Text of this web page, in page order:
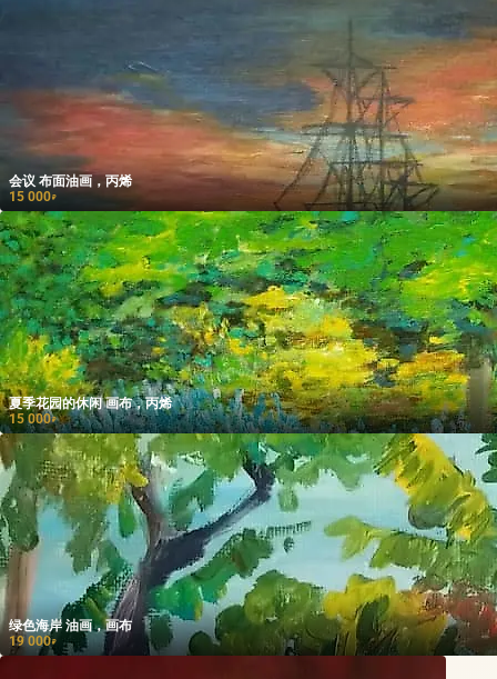
会议 布面油画，丙烯
15 000₽
夏季花园的休闲 画布，丙烯
15 000₽
绿色海岸 油画，画布
19 000₽